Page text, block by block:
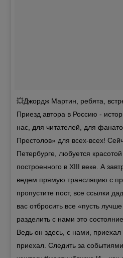
💥Джордж Мартин, ребята,
Приезд автора в Россию -
нас, для читателей, для
Престолов» для всех-всех!
Петербурге, любуется
построенного в XIII веке. А
ведем прямую трансляцию с
пропустите пост, все ссылки
вас отбросить все «пусть
разделить с нами это
Ведь он здесь, с нами,
приехал. Следить за